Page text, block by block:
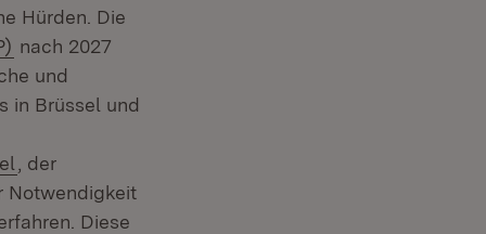
Hürden. Die
(Öffnet in neuem Fenster)
nach 2027
und
in Brüssel und
(Öffnet in neuem Fenster)
, der
Notwendigkeit
Diese